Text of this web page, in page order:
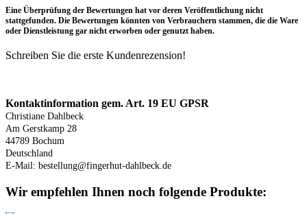
Eine Überprüfung der Bewertungen hat vor deren Veröffentlichung nicht
stattgefunden. Die Bewertungen könnten von Verbrauchern stammen, die die Ware
oder Dienstleistung gar nicht erworben oder genutzt haben.
Schreiben Sie die erste Kundenrezension!
Kontaktinformation gem. Art. 19 EU GPSR
Christiane Dahlbeck
Am Gerstkamp 28
44789 Bochum
Deutschland
E-Mail: bestellung@fingerhut-dahlbeck.de
Wir empfehlen Ihnen noch folgende Produkte: